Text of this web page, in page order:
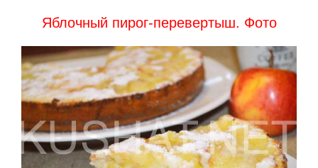
Яблочный пирог-перевертыш. Фото